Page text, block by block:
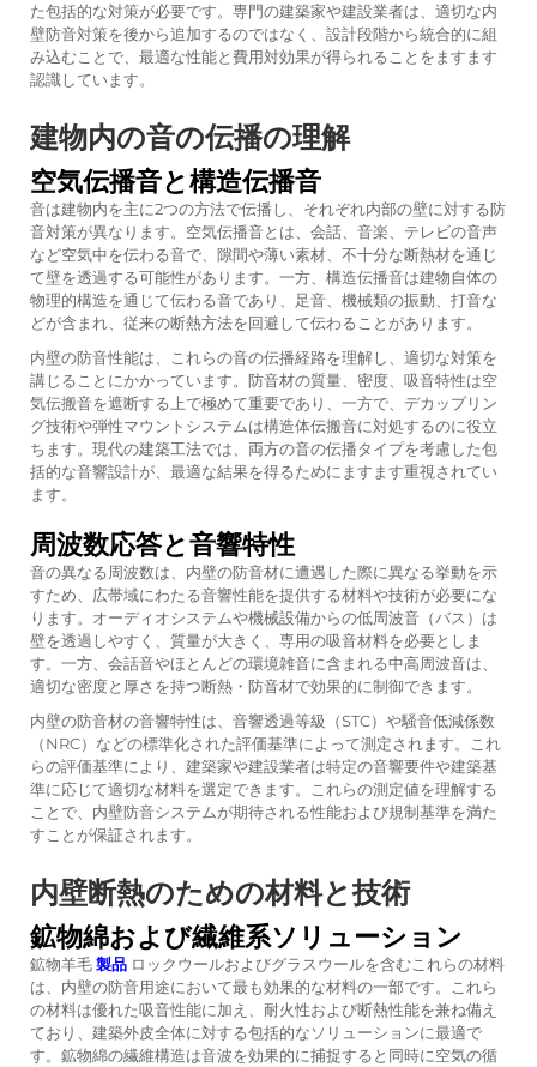
た包括的な対策が必要です。専門の建築家や建設業者は、適切な内
壁防音対策を後から追加するのではなく、設計段階から統合的に組
み込むことで、最適な性能と費用対効果が得られることをますます
認識しています。
建物内の音の伝播の理解
空気伝播音と構造伝播音
音は建物内を主に2つの方法で伝播し、それぞれ内部の壁に対する防
音対策が異なります。空気伝播音とは、会話、音楽、テレビの音声
など空気中を伝わる音で、隙間や薄い素材、不十分な断熱材を通じ
て壁を透過する可能性があります。一方、構造伝播音は建物自体の
物理的構造を通じて伝わる音であり、足音、機械類の振動、打音な
どが含まれ、従来の断熱方法を回避して伝わることがあります。
内壁の防音性能は、これらの音の伝播経路を理解し、適切な対策を
講じることにかかっています。防音材の質量、密度、吸音特性は空
気伝搬音を遮断する上で極めて重要であり、一方で、デカップリン
グ技術や弾性マウントシステムは構造体伝搬音に対処するのに役立
ちます。現代の建築工法では、両方の音の伝播タイプを考慮した包
括的な音響設計が、最適な結果を得るためにますます重視されてい
ます。
周波数応答と音響特性
音の異なる周波数は、内壁の防音材に遭遇した際に異なる挙動を示
すため、広帯域にわたる音響性能を提供する材料や技術が必要にな
ります。オーディオシステムや機械設備からの低周波音（バス）は
壁を透過しやすく、質量が大きく、専用の吸音材料を必要としま
す。一方、会話音やほとんどの環境雑音に含まれる中高周波音は、
適切な密度と厚さを持つ断熱・防音材で効果的に制御できます。
内壁の防音材の音響特性は、音響透過等級（STC）や騒音低減係数
（NRC）などの標準化された評価基準によって測定されます。これ
らの評価基準により、建築家や建設業者は特定の音響要件や建築基
準に応じて適切な材料を選定できます。これらの測定値を理解する
ことで、内壁防音システムが期待される性能および規制基準を満た
すことが保証されます。
内壁断熱のための材料と技術
鉱物綿および繊維系ソリューション
鉱物羊毛製品 ロックウールおよびグラスウールを含むこれらの材料
は、内壁の防音用途において最も効果的な材料の一部です。これら
の材料は優れた吸音性能に加え、耐火性および断熱性能を兼ね備え
ており、建築外皮全体に対する包括的なソリューションに最適で
す。鉱物綿の繊維構造は音波を効果的に捕捉すると同時に空気の循